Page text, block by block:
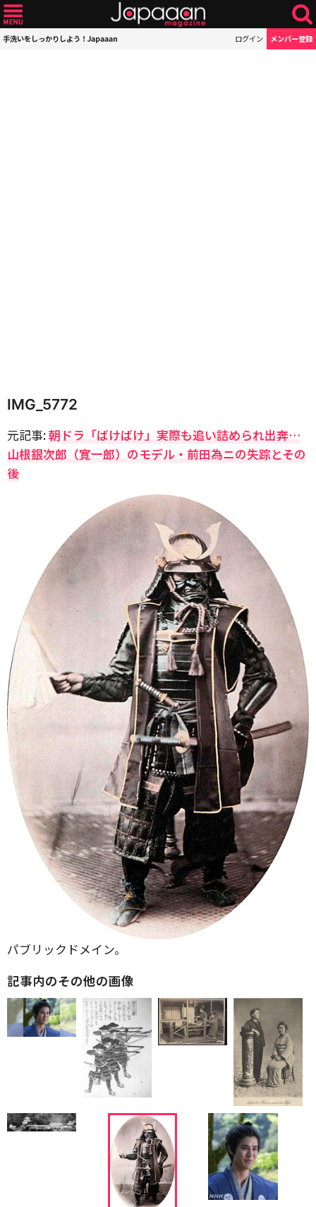
手洗いをしっかりしよう！Japaaan ログイン メンバー登録
IMG_5772
元記事:朝ドラ「ばけばけ」実際も追い詰められ出奔…
山根銀次郎（寛一郎）のモデル・前田為ニの失踪とその
後
パブリックドメイン。
記事内のその他の画像